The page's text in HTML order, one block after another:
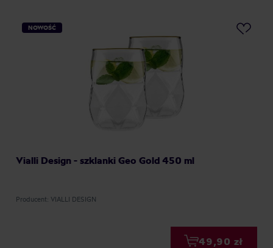
NOWOŚĆ
Vialli Design - szklanki Geo Gold 450 ml
Producent: VIALLI DESIGN
49,90 zł